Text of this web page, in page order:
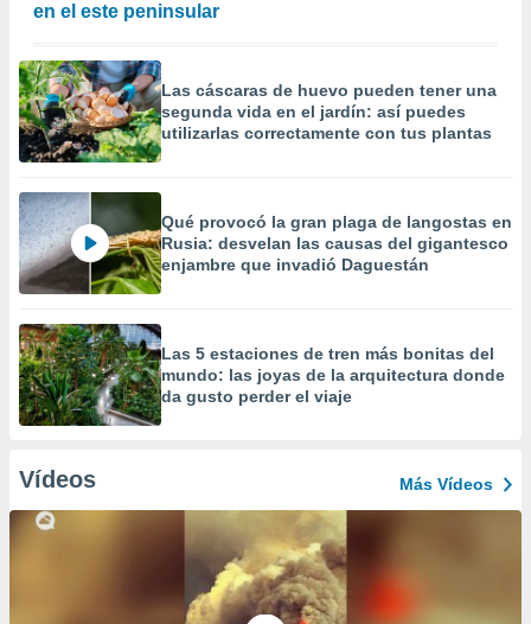
en el este peninsular
Las cáscaras de huevo pueden tener una
segunda vida en el jardín: así puedes
utilizarlas correctamente con tus plantas
Qué provocó la gran plaga de langostas en
Rusia: desvelan las causas del gigantesco
enjambre que invadió Daguestán
Las 5 estaciones de tren más bonitas del
mundo: las joyas de la arquitectura donde
da gusto perder el viaje
Vídeos Más Vídeos